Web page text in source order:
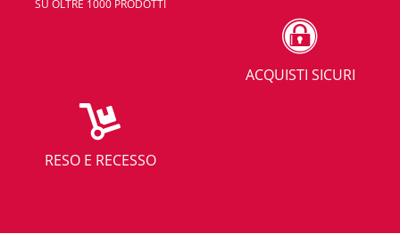
SU OLTRE 1000 PRODOTTI
ACQUISTI SICURI
RESO E RECESSO